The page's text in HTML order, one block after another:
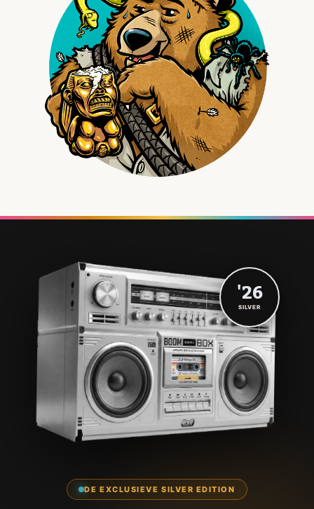
DE EXCLUSIEVE SILVER EDITION
'26
SILVER